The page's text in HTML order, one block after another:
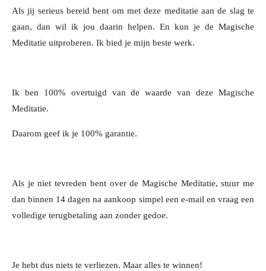
Als jij serieus bereid bent om met deze meditatie aan de slag te
gaan, dan wil ik jou daarin helpen. En kun je de Magische
Meditatie uitproberen. Ik bied je mijn beste werk.
Ik ben 100% overtuigd van de waarde van deze Magische
Meditatie.
Daarom geef ik je 100% garantie.
Als je niet tevreden bent over de Magische Meditatie, stuur me
dan binnen 14 dagen na aankoop simpel een e-mail en vraag een
volledige terugbetaling aan zonder gedoe.
Je hebt dus niets te verliezen. Maar alles te winnen!